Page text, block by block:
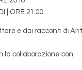
| ORE 21.00
e dai racconti di
la collaborazione con